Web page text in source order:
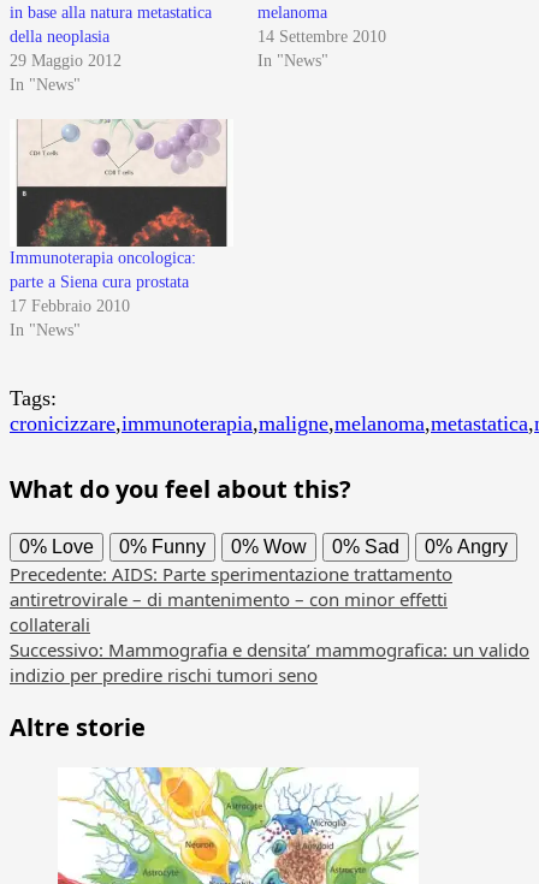
in base alla natura metastatica
della neoplasia
29 Maggio 2012
In "News"
melanoma
14 Settembre 2010
In "News"
Immunoterapia oncologica:
parte a Siena cura prostata
17 Febbraio 2010
In "News"
Tags:
cronicizzare,immunoterapia,maligne,melanoma,metastatica,
What do you feel about this?
0% Love 0% Funny 0% Wow 0% Sad 0% Angry
Navigazione
articolo
Precedente: AIDS: Parte sperimentazione trattamento
antiretrovirale – di mantenimento – con minor effetti
collaterali
Successivo: Mammografia e densita’ mammografica: un valido
indizio per predire rischi tumori seno
Altre storie